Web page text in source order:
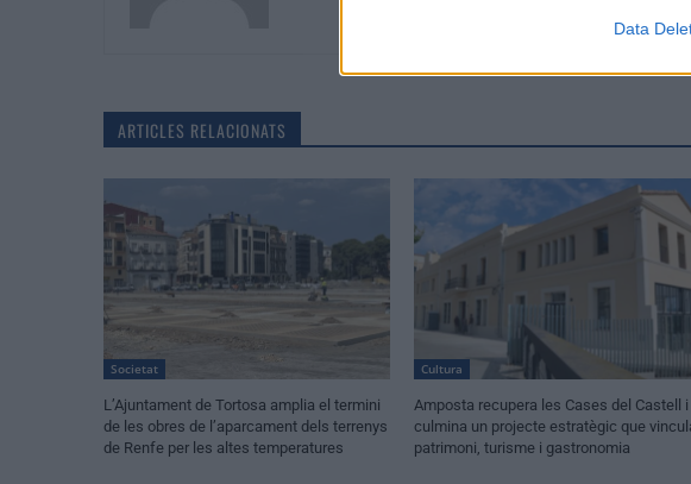
Data
ARTICLES RELACIONATS
Societat
L’Ajuntament de Tortosa amplia el termini
de les obres de l’aparcament dels terrenys
de Renfe per les altes temperatures
Cultura
Amposta recupera les Cases del Castell i
culmina un projecte estratègic que
patrimoni, turisme i gastronomia